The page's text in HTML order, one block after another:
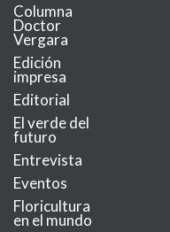
Columna
Doctor
Vergara
Edición
impresa
Editorial
El verde del
futuro
Entrevista
Eventos
Floricultura
en el mundo